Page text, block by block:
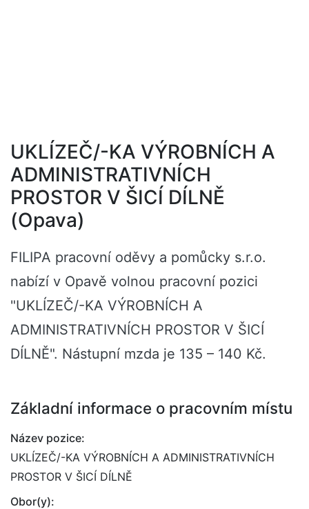
UKLÍZEČ/-KA VÝROBNÍCH A
ADMINISTRATIVNÍCH
PROSTOR V ŠICÍ DÍLNĚ
(Opava)
FILIPA pracovní oděvy a pomůcky s.r.o.
nabízí v Opavě volnou pracovní pozici
"UKLÍZEČ/-KA VÝROBNÍCH A
ADMINISTRATIVNÍCH PROSTOR V ŠICÍ
DÍLNĚ". Nástupní mzda je 135 – 140 Kč.
Základní informace o pracovním místu
Název pozice:
UKLÍZEČ/-KA VÝROBNÍCH A ADMINISTRATIVNÍCH
PROSTOR V ŠICÍ DÍLNĚ
Obor(y):